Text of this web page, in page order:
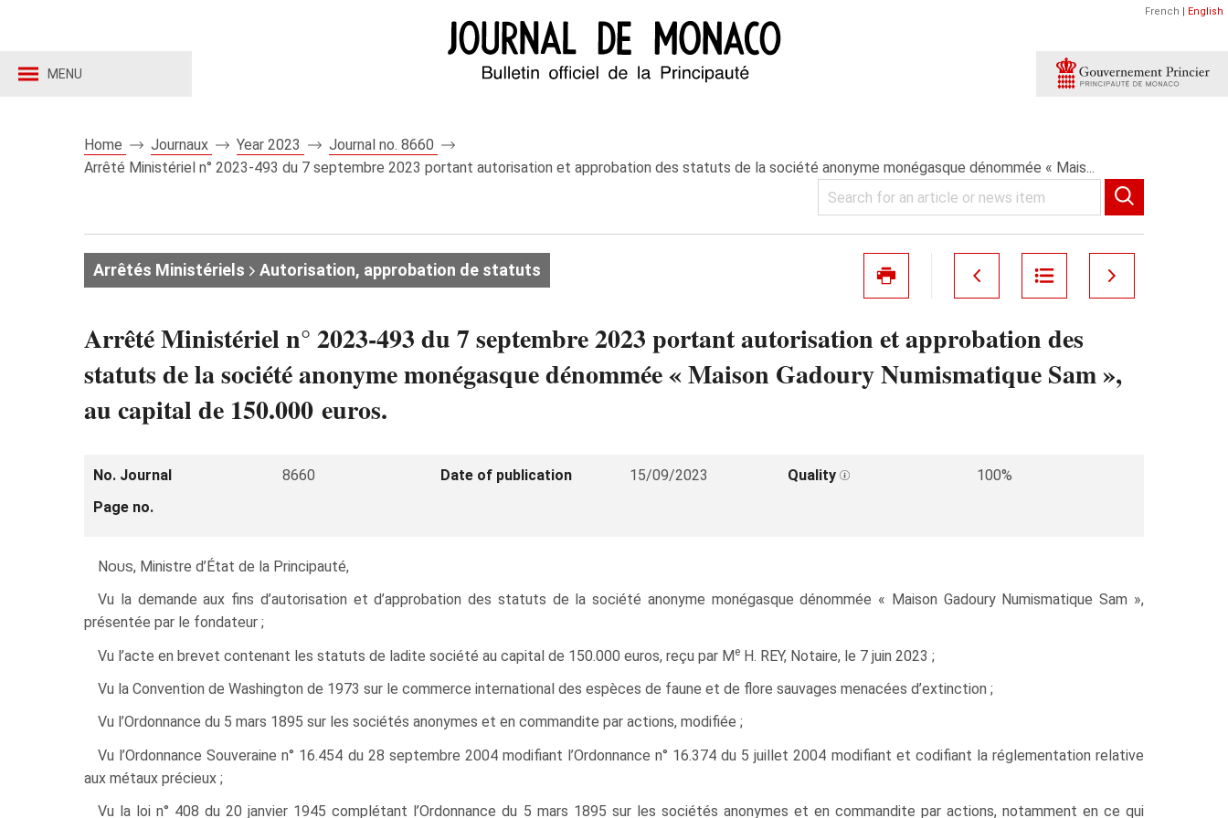
MENU
French | English
Home Journaux Year 2023
Journal no. 8660
Arrêté Ministériel n° 2023-493 du 7 septembre 2023 portant autorisation et approbation des statuts de la société anonyme monégasque dénommée « Mais...
Arrêtés Ministériels Autorisation, approbation de statuts
Arrêté Ministériel n° 2023-493 du 7 septembre 2023 portant autorisation et approbation des
statuts de la société anonyme monégasque dénommée « Maison Gadoury Numismatique Sam »,
au capital de 150.000 euros.
No. Journal 8660 Date of publication 15/09/2023 Quality
100%
Page no.
Nous, Ministre d’État de la Principauté,
Vu la demande aux fins d’autorisation et d’approbation des statuts de la société anonyme monégasque dénommée « Maison Gadoury Numismatique Sam »,
présentée par le fondateur ;
Vu l’acte en brevet contenant les statuts de ladite société au capital de 150.000 euros, reçu par Me H. REY, Notaire, le 7 juin 2023 ;
Vu la Convention de Washington de 1973 sur le commerce international des espèces de faune et de flore sauvages menacées d’extinction ;
Vu l’Ordonnance du 5 mars 1895 sur les sociétés anonymes et en commandite par actions, modifiée ;
Vu l’Ordonnance Souveraine n° 16.454 du 28 septembre 2004 modifiant l’Ordonnance n° 16.374 du 5 juillet 2004 modifiant et codifiant la réglementation relative
aux métaux précieux ;
Vu la loi n° 408 du 20 janvier 1945 complétant l’Ordonnance du 5 mars 1895 sur les sociétés anonymes et en commandite par actions, notamment en ce qui